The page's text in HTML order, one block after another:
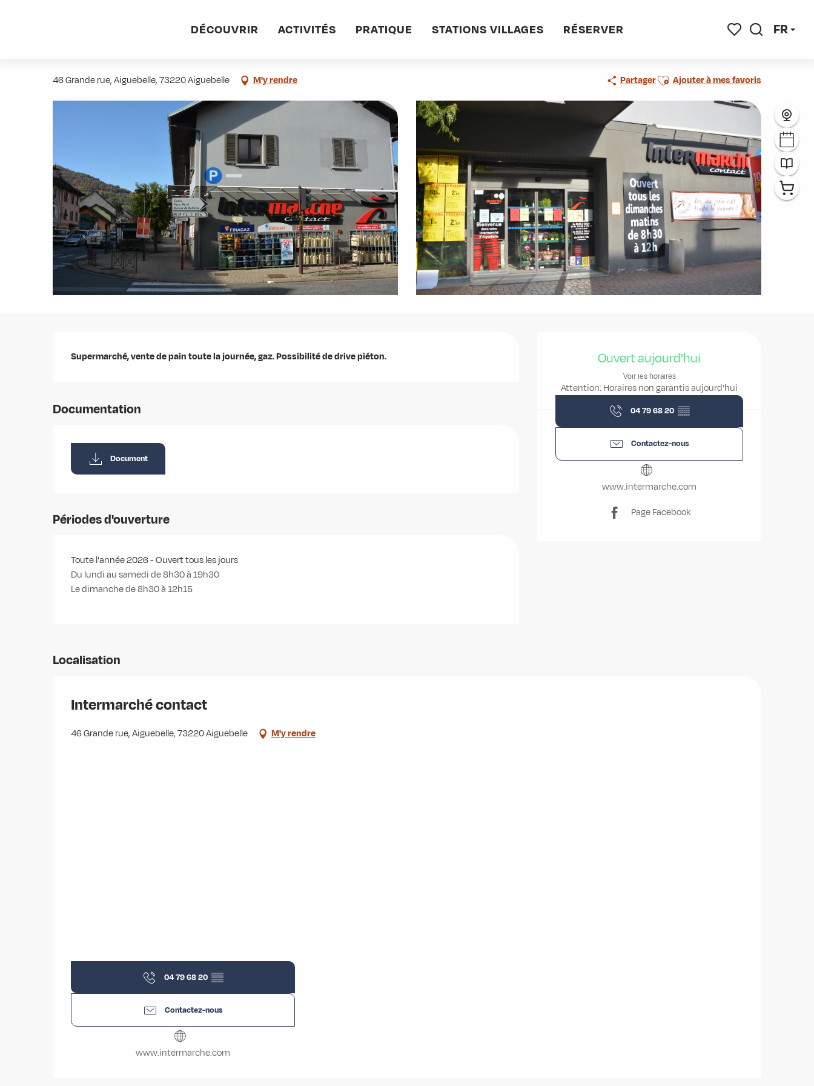
FR
DÉCOUVRIR ACTIVITÉS PRATIQUE STATIONS VILLAGES RÉSERVER
46 Grande rue, Aiguebelle, 73220 Aiguebelle M'y rendre PartagerAjouter aux favoris
Ajouter à mes favoris
Ouverture et coordonnées
Ouvert aujourd'hui
Voir les horaires
Attention: Horaires non garantis aujourd'hui
04 79 68 20 ▒▒
Contactez-nous
www.intermarche.com
Page Facebook
Description
Supermarché, vente de pain toute la journée, gaz. Possibilité de drive piéton.
Documentation
Document
Périodes d'ouverture
Toute l'année 2026 - Ouvert tous les jours
Du lundi au samedi de 8h30 à 19h30
Le dimanche de 8h30 à 12h15
Localisation
Intermarché contact
46 Grande rue, Aiguebelle, 73220 Aiguebelle M'y rendre
04 79 68 20 ▒▒
Contactez-nous
www.intermarche.com